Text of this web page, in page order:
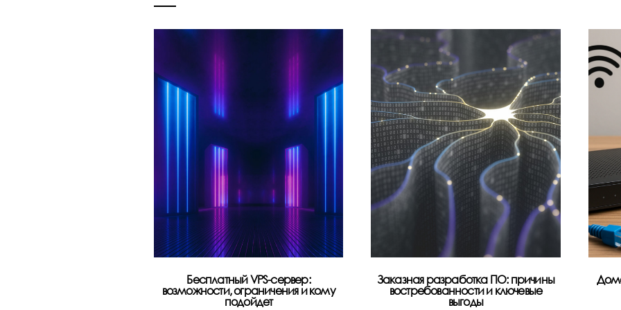
Бесплатный VPS-сервер:
возможности, ограничения и кому
подойдет
Заказная разработка ПО: причины
востребованности и ключевые
выгоды